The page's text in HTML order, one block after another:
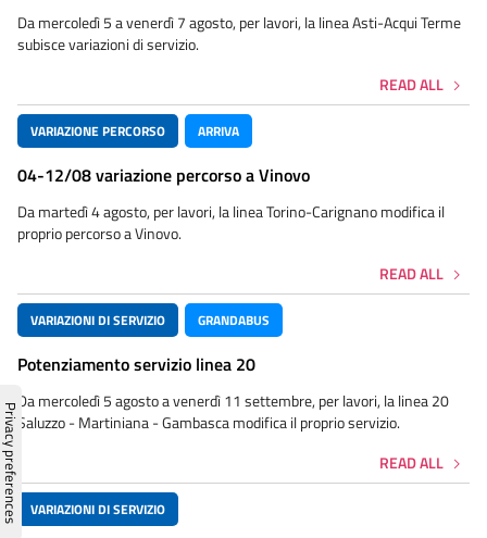
Da mercoledì 5 a venerdì 7 agosto, per lavori, la linea Asti-Acqui Terme
subisce variazioni di servizio.
READ ALL
VARIAZIONE PERCORSO ARRIVA
04-12/08 variazione percorso a Vinovo
Da martedì 4 agosto, per lavori, la linea Torino-Carignano modifica il
proprio percorso a Vinovo.
READ ALL
VARIAZIONI DI SERVIZIO GRANDABUS
Potenziamento servizio linea 20
Da mercoledì 5 agosto a venerdì 11 settembre, per lavori, la linea 20
Saluzzo - Martiniana - Gambasca modifica il proprio servizio.
READ ALL
VARIAZIONI DI SERVIZIO